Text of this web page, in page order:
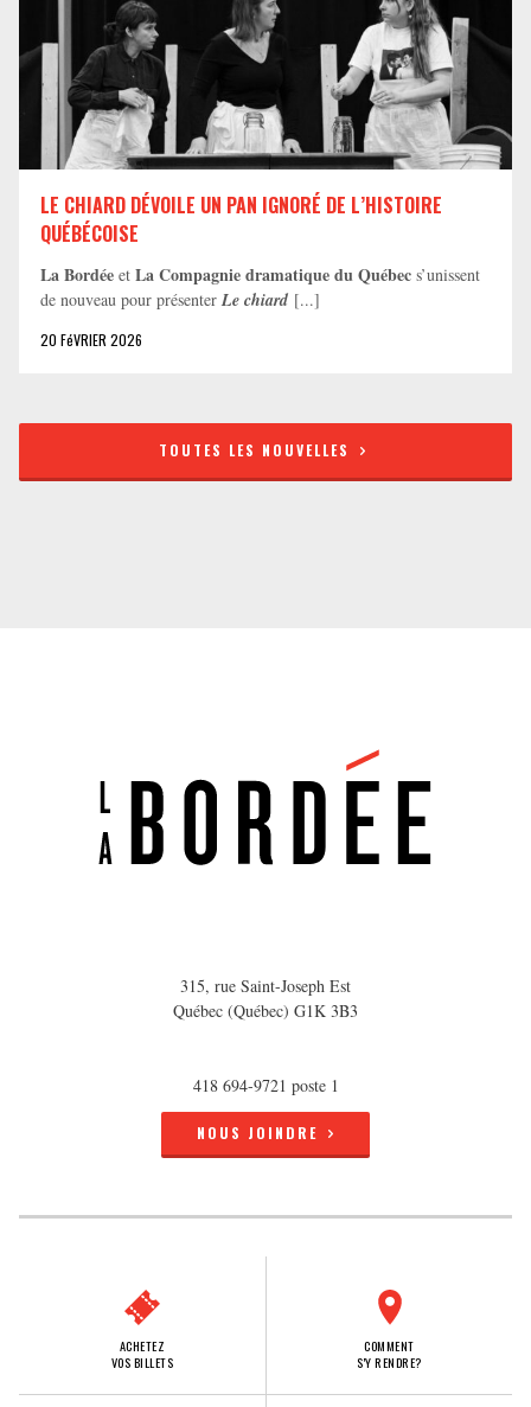
LE CHIARD DÉVOILE UN PAN IGNORÉ DE L’HISTOIRE
QUÉBÉCOISE
La Bordée et La Compagnie dramatique du Québec s’unissent
de nouveau pour présenter Le chiard [...]
20 FéVRIER 2026
TOUTES LES NOUVELLES
315, rue Saint-Joseph Est
Québec (Québec) G1K 3B3
418 694-9721 poste 1
NOUS JOINDRE
ACHETEZ
VOS BILLETS
COMMENT
S'Y RENDRE?